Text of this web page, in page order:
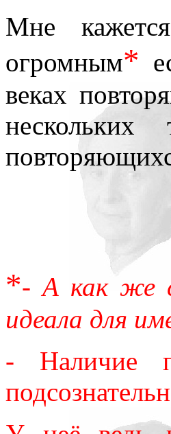
Мне
огромным*
веках
*- А как же
идеала для
- Наличие